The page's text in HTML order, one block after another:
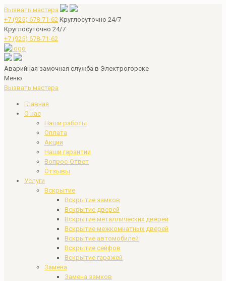
Вызвать мастера
+7 (925) 678-71-62 Круглосуточно 24/7
Круглосуточно 24/7
+7 (925) 678-71-62
Аварийная замочная служба в Электрогорске
Меню
Вызвать мастера
Главная
О нас
Наши работы
Оплата
Акции
Наши гарантии
Вопрос-Ответ
Отзывы
Услуги
Вскрытие
Вскрытие замков
Вскрытие дверей
Вскрытие металлических дверей
Вскрытие межкомнатных дверей
Вскрытие автомобилей
Вскрытие сейфов
Вскрытие гаражей
Замена
Замена замков